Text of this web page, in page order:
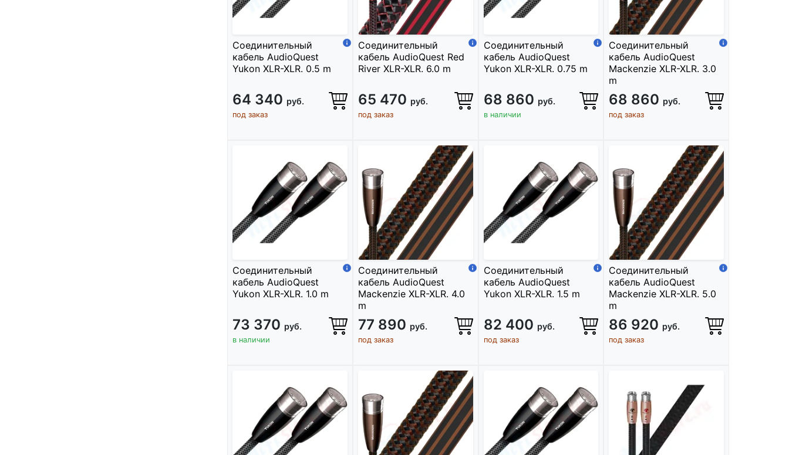
Соединительный
кабель AudioQuest
Yukon XLR-XLR. 0.5 m
64 340 руб.
под заказ
Соединительный
кабель AudioQuest Red
River XLR-XLR. 6.0 m
65 470 руб.
под заказ
Соединительный
кабель AudioQuest
Yukon XLR-XLR. 0.75 m
68 860 руб.
в наличии
Соединительный
кабель AudioQuest
Mackenzie XLR-XLR. 3.0
m
68 860 руб.
под заказ
Соединительный
кабель AudioQuest
Yukon XLR-XLR. 1.0 m
73 370 руб.
в наличии
Соединительный
кабель AudioQuest
Mackenzie XLR-XLR. 4.0
m
77 890 руб.
под заказ
Соединительный
кабель AudioQuest
Yukon XLR-XLR. 1.5 m
82 400 руб.
под заказ
Соединительный
кабель AudioQuest
Mackenzie XLR-XLR. 5.0
m
86 920 руб.
под заказ